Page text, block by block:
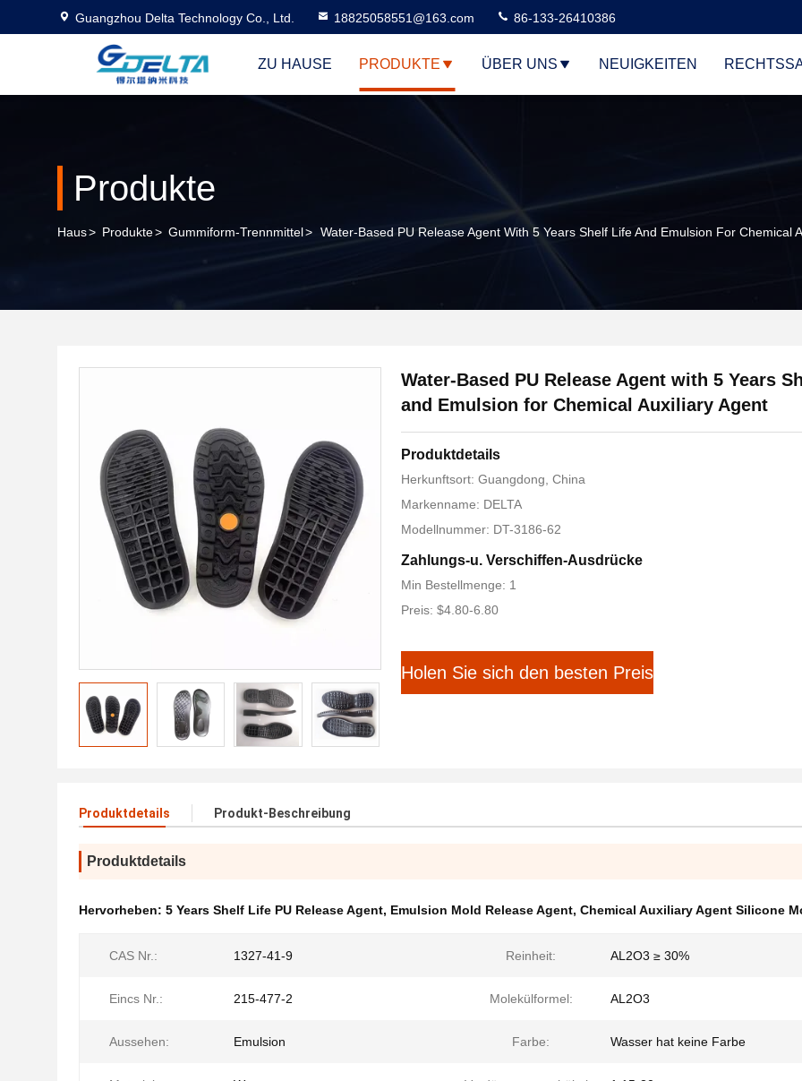
Guangzhou Delta Technology Co., Ltd. 18825058551@163.com 86-133-26410386
ZU HAUSE PRODUKTE ÜBER UNS NEUIGKEITEN
Produkte
Haus> Produkte> Gummiform-Trennmittel> Water-Based PU Release Agent With 5 Years Shelf Life And Emulsion For Chemical
Water-Based PU Release Agent with 5 Years
and Emulsion for Chemical Auxiliary Agent
Produktdetails
Herkunftsort: Guangdong, China
Markenname: DELTA
Modellnummer: DT-3186-62
Zahlungs-u. Verschiffen-Ausdrücke
Min Bestellmenge: 1
Preis: $4.80-6.80
Holen Sie sich den besten Preis
Produktdetails Produkt-Beschreibung
Produktdetails
Hervorheben: 5 Years Shelf Life PU Release Agent, Emulsion Mold Release Agent, Chemical Auxiliary Agent Silicone
CAS Nr.: 1327-41-9 Reinheit: AL2O3 ≥ 30%
Eincs Nr.: 215-477-2 Molekülformel: AL2O3
Aussehen: Emulsion Farbe: Wasser hat keine Farbe